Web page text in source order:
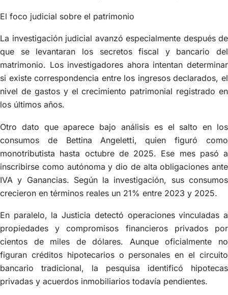
El foco judicial sobre el patrimonio
La investigación judicial avanzó especialmente después de
que se levantaran los secretos fiscal y bancario del
matrimonio. Los investigadores ahora intentan determinar
si existe correspondencia entre los ingresos declarados, el
nivel de gastos y el crecimiento patrimonial registrado en
los últimos años.
Otro dato que aparece bajo análisis es el salto en los
consumos de Bettina Angeletti, quien figuró como
monotributista hasta octubre de 2025. Ese mes pasó a
inscribirse como autónoma y dio de alta obligaciones ante
IVA y Ganancias. Según la investigación, sus consumos
crecieron en términos reales un 21% entre 2023 y 2025.
En paralelo, la Justicia detectó operaciones vinculadas a
propiedades y compromisos financieros privados por
cientos de miles de dólares. Aunque oficialmente no
figuran créditos hipotecarios o personales en el circuito
bancario tradicional, la pesquisa identificó hipotecas
privadas y acuerdos inmobiliarios todavía pendientes.